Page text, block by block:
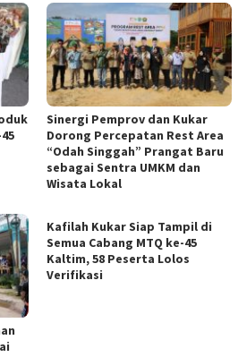
Sinergi Pemprov dan Kukar
Dorong Percepatan Rest Area
“Odah Singgah” Prangat Baru
sebagai Sentra UMKM dan
Wisata Lokal
Kafilah Kukar Siap Tampil di
Semua Cabang MTQ ke-45
Kaltim, 58 Peserta Lolos
Verifikasi